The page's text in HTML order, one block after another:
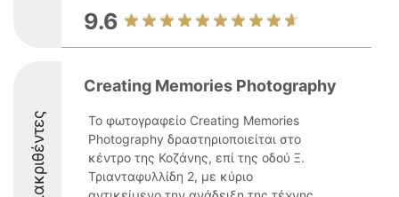
9.6
Διακριθέντες
Creating Memories Photography
Το φωτογραφείο Creating Memories
Photography δραστηριοποιείται στο
κέντρο της Κοζάνης, επί της οδού Ξ.
Τριανταφυλλίδη 2, με κύριο